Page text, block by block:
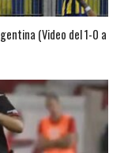
(Video del 1-0 a